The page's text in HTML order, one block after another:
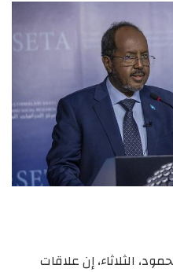
الثلاثاء، إن علاقات